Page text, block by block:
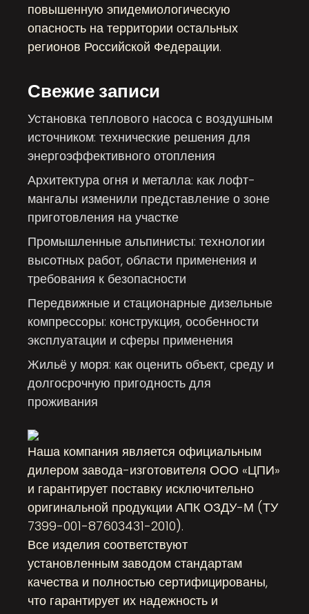
повышенную эпидемиологическую
опасность на территории остальных
регионов Российской Федерации.
Свежие записи
Установка теплового насоса с воздушным
источником: технические решения для
энергоэффективного отопления
Архитектура огня и металла: как лофт-
мангалы изменили представление о зоне
приготовления на участке
Промышленные альпинисты: технологии
высотных работ, области применения и
требования к безопасности
Передвижные и стационарные дизельные
компрессоры: конструкция, особенности
эксплуатации и сферы применения
Жильё у моря: как оценить объект, среду и
долгосрочную пригодность для
проживания
Наша компания является официальным
дилером завода-изготовителя ООО «ЦПИ»
и гарантирует поставку исключительно
оригинальной продукции АПК ОЗДУ-М (ТУ
7399-001-87603431-2010).
Все изделия соответствуют
установленным заводом стандартам
качества и полностью сертифицированы,
что гарантирует их надежность и